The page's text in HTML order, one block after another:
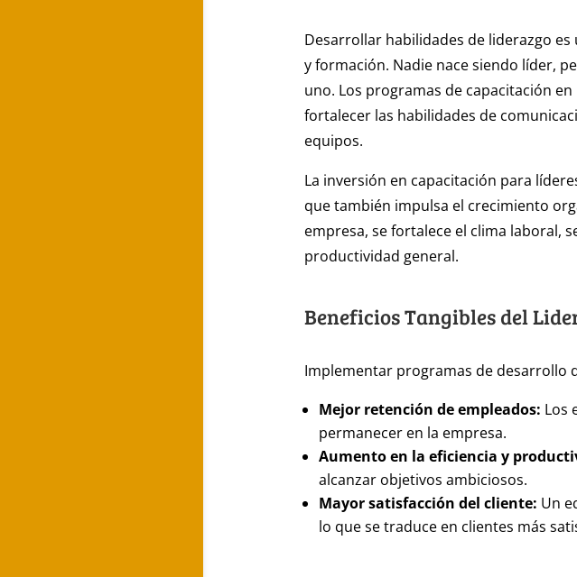
Desarrollar habilidades de liderazgo
y formación. Nadie nace siendo líder,
uno. Los programas de capacitación
fortalecer las habilidades de
equipos.
La inversión en capacitación para
que también impulsa el crecimiento
empresa, se fortalece el clima laboral,
productividad general.
Beneficios Tangibles del
Implementar programas de desarrollo
Mejor retención de empleados: Los
permanecer en la empresa.
Aumento en la eficiencia y
alcanzar objetivos ambiciosos.
Mayor satisfacción del cliente: Un
lo que se traduce en clientes más